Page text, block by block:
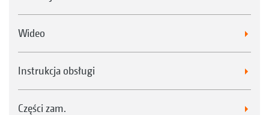
Wideo
Instrukcja obsługi
Części zam.